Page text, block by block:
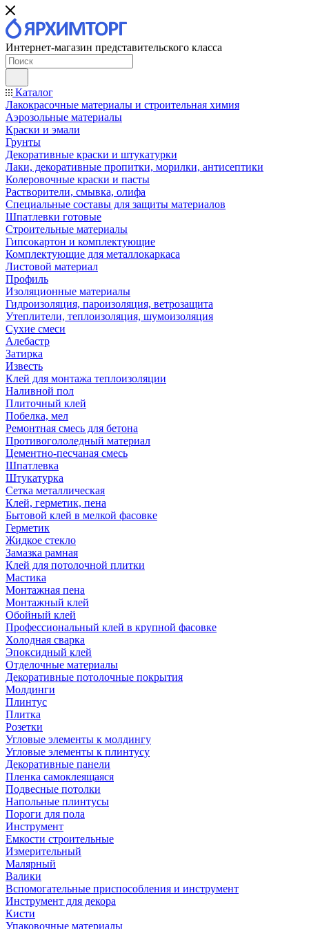
Интернет-магазин представительского класса
Каталог
Лакокрасочные материалы и строительная химия
Аэрозольные материалы
Краски и эмали
Грунты
Декоративные краски и штукатурки
Лаки, декоративные пропитки, морилки, антисептики
Колеровочные краски и пасты
Растворители, смывка, олифа
Специальные составы для защиты материалов
Шпатлевки готовые
Строительные материалы
Гипсокартон и комплектующие
Комплектующие для металлокаркаса
Листовой материал
Профиль
Изоляционные материалы
Гидроизоляция, пароизоляция, ветрозащита
Утеплители, теплоизоляция, шумоизоляция
Сухие смеси
Алебастр
Затирка
Известь
Клей для монтажа теплоизоляции
Наливной пол
Плиточный клей
Побелка, мел
Ремонтная смесь для бетона
Противогололедный материал
Цементно-песчаная смесь
Шпатлевка
Штукатурка
Сетка металлическая
Клей, герметик, пена
Бытовой клей в мелкой фасовке
Герметик
Жидкое стекло
Замазка рамная
Клей для потолочной плитки
Мастика
Монтажная пена
Монтажный клей
Обойный клей
Профессиональный клей в крупной фасовке
Холодная сварка
Эпоксидный клей
Отделочные материалы
Декоративные потолочные покрытия
Молдинги
Плинтус
Плитка
Розетки
Угловые элементы к молдингу
Угловые элементы к плинтусу
Декоративные панели
Пленка самоклеящаяся
Подвесные потолки
Напольные плинтусы
Пороги для пола
Инструмент
Емкости строительные
Измерительный
Малярный
Валики
Вспомогательные приспособления и инструмент
Инструмент для декора
Кисти
Упаковочные материалы